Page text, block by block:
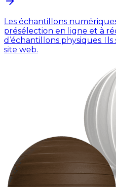
Les échantillons
présélection en ligne et à
d’échantillons physiques.
site web.